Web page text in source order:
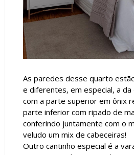
As paredes desse quarto
e diferentes, em especial, a
com a parte superior em ônix
parte inferior com ripado de
conferindo juntamente com o
veludo um mix de cabeceiras!
Outro cantinho especial é a